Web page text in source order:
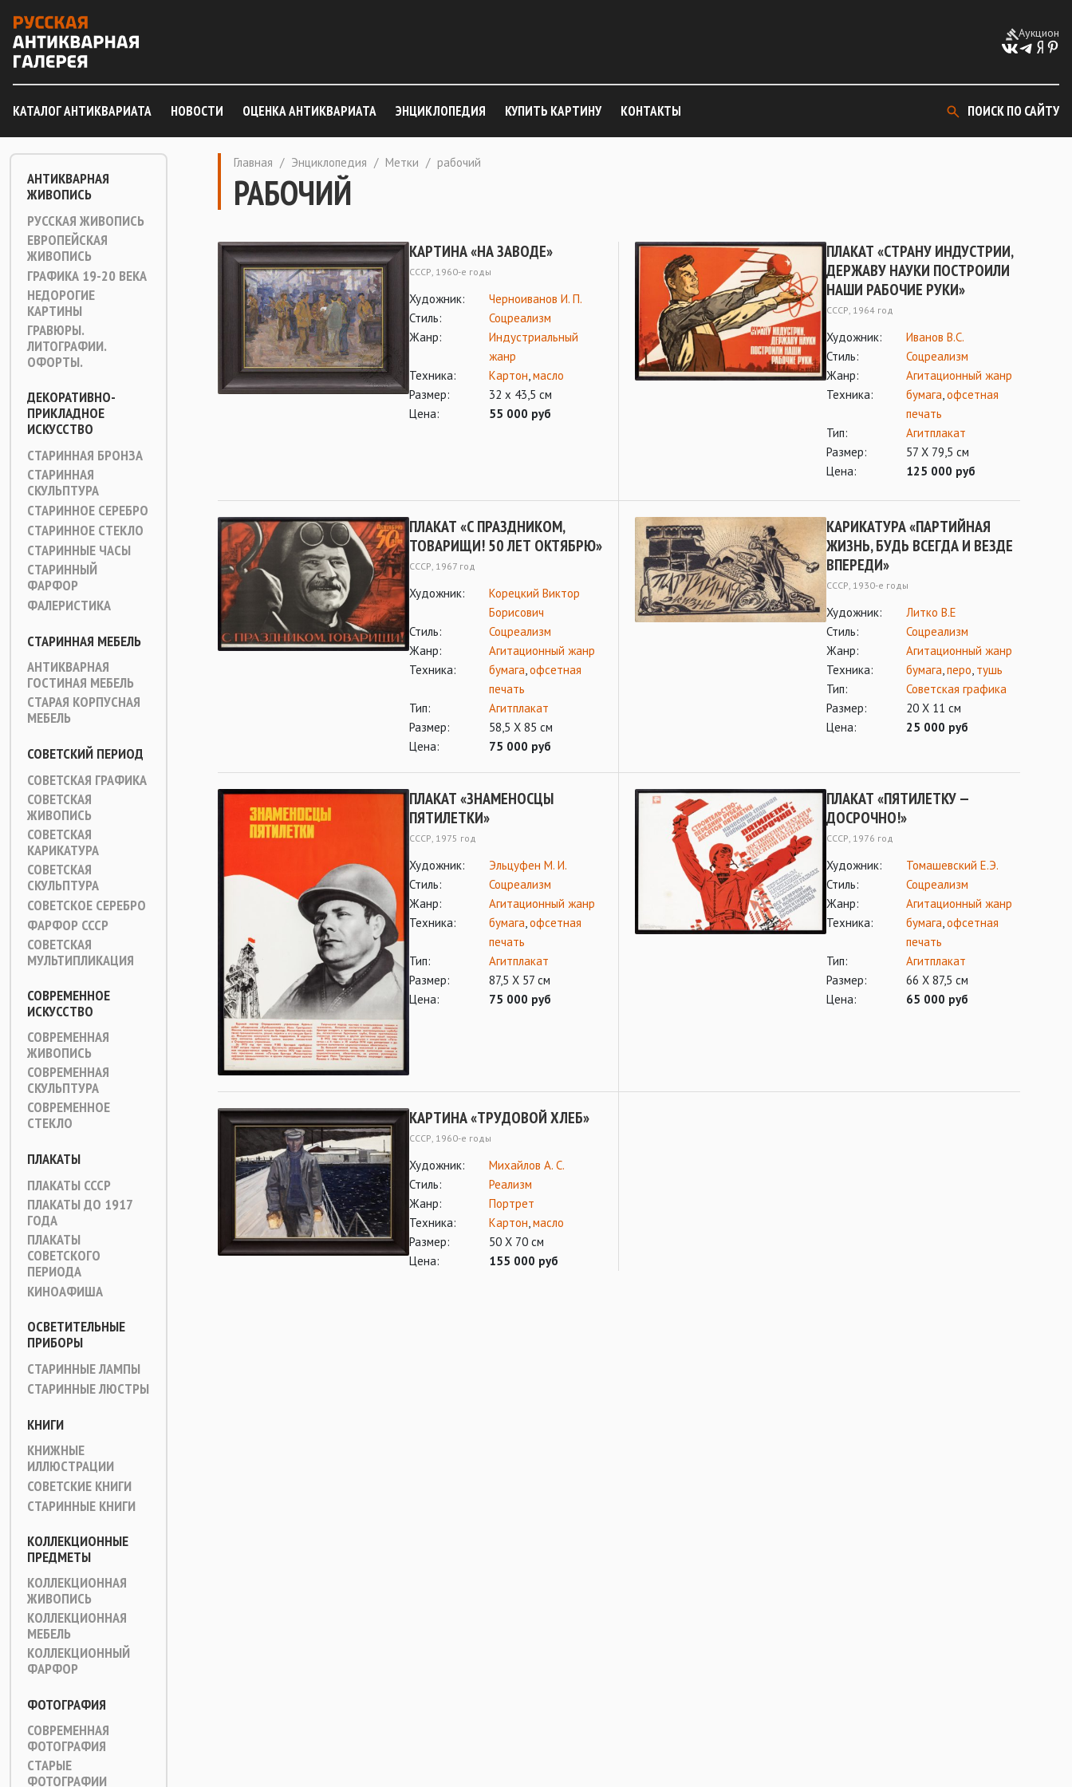
Аукцион
КАТАЛОГ АНТИКВАРИАТА НОВОСТИ ОЦЕНКА АНТИКВАРИАТА ЭНЦИКЛОПЕДИЯ КУПИТЬ КАРТИНУ КОНТАКТЫ ПОИСК ПО САЙТУ
АНТИКВАРНАЯ
ЖИВОПИСЬ
РУССКАЯ ЖИВОПИСЬ
ЕВРОПЕЙСКАЯ
ЖИВОПИСЬ
ГРАФИКА 19-20 ВЕКА
НЕДОРОГИЕ
КАРТИНЫ
ГРАВЮРЫ.
ЛИТОГРАФИИ.
ОФОРТЫ.
ДЕКОРАТИВНО-
ПРИКЛАДНОЕ
ИСКУССТВО
СТАРИННАЯ БРОНЗА
СТАРИННАЯ
СКУЛЬПТУРА
СТАРИННОЕ СЕРЕБРО
СТАРИННОЕ СТЕКЛО
СТАРИННЫЕ ЧАСЫ
СТАРИННЫЙ
ФАРФОР
ФАЛЕРИСТИКА
СТАРИННАЯ МЕБЕЛЬ
АНТИКВАРНАЯ
ГОСТИНАЯ МЕБЕЛЬ
СТАРАЯ КОРПУСНАЯ
МЕБЕЛЬ
СОВЕТСКИЙ ПЕРИОД
СОВЕТСКАЯ ГРАФИКА
СОВЕТСКАЯ
ЖИВОПИСЬ
СОВЕТСКАЯ
КАРИКАТУРА
СОВЕТСКАЯ
СКУЛЬПТУРА
СОВЕТСКОЕ СЕРЕБРО
ФАРФОР СССР
СОВЕТСКАЯ
МУЛЬТИПЛИКАЦИЯ
СОВРЕМЕННОЕ
ИСКУССТВО
СОВРЕМЕННАЯ
ЖИВОПИСЬ
СОВРЕМЕННАЯ
СКУЛЬПТУРА
СОВРЕМЕННОЕ
СТЕКЛО
ПЛАКАТЫ
ПЛАКАТЫ СССР
ПЛАКАТЫ ДО 1917
ГОДА
ПЛАКАТЫ
СОВЕТСКОГО
ПЕРИОДА
КИНОАФИША
ОСВЕТИТЕЛЬНЫЕ
ПРИБОРЫ
СТАРИННЫЕ ЛАМПЫ
СТАРИННЫЕ ЛЮСТРЫ
КНИГИ
КНИЖНЫЕ
ИЛЛЮСТРАЦИИ
СОВЕТСКИЕ КНИГИ
СТАРИННЫЕ КНИГИ
КОЛЛЕКЦИОННЫЕ
ПРЕДМЕТЫ
КОЛЛЕКЦИОННАЯ
ЖИВОПИСЬ
КОЛЛЕКЦИОННАЯ
МЕБЕЛЬ
КОЛЛЕКЦИОННЫЙ
ФАРФОР
ФОТОГРАФИЯ
СОВРЕМЕННАЯ
ФОТОГРАФИЯ
СТАРЫЕ
ФОТОГРАФИИ
Главная / Энциклопедия / Метки / рабочий
РАБОЧИЙ
КАРТИНА «НА ЗАВОДЕ»
СССР, 1960-е годы
Художник:
Черноиванов И. П.
Стиль:
Соцреализм
Жанр:
Индустриальный
жанр
Техника:
Картон,масло
Размер:
32 х 43,5 см
Цена:
55 000 руб
ПЛАКАТ «СТРАНУ ИНДУСТРИИ,
ДЕРЖАВУ НАУКИ ПОСТРОИЛИ
НАШИ РАБОЧИЕ РУКИ»
СССР, 1964 год
Художник:
Иванов В.С.
Стиль:
Соцреализм
Жанр:
Агитационный жанр
Техника:
бумага,офсетная
печать
Тип:
Агитплакат
Размер:
57 Х 79,5 см
Цена:
125 000 руб
ПЛАКАТ «С ПРАЗДНИКОМ,
ТОВАРИЩИ! 50 ЛЕТ ОКТЯБРЮ»
СССР, 1967 год
Художник:
Корецкий Виктор
Борисович
Стиль:
Соцреализм
Жанр:
Агитационный жанр
Техника:
бумага,офсетная
печать
Тип:
Агитплакат
Размер:
58,5 Х 85 см
Цена:
75 000 руб
КАРИКАТУРА «ПАРТИЙНАЯ
ЖИЗНЬ, БУДЬ ВСЕГДА И ВЕЗДЕ
ВПЕРЕДИ»
СССР, 1930-е годы
Художник:
Литко В.Е
Стиль:
Соцреализм
Жанр:
Агитационный жанр
Техника:
бумага,перо, тушь
Тип:
Советская графика
Размер:
20 Х 11 см
Цена:
25 000 руб
ПЛАКАТ «ЗНАМЕНОСЦЫ
ПЯТИЛЕТКИ»
СССР, 1975 год
Художник:
Эльцуфен М. И.
Стиль:
Соцреализм
Жанр:
Агитационный жанр
Техника:
бумага,офсетная
печать
Тип:
Агитплакат
Размер:
87,5 Х 57 см
Цена:
75 000 руб
ПЛАКАТ «ПЯТИЛЕТКУ —
ДОСРОЧНО!»
СССР, 1976 год
Художник:
Томашевский Е.Э.
Стиль:
Соцреализм
Жанр:
Агитационный жанр
Техника:
бумага,офсетная
печать
Тип:
Агитплакат
Размер:
66 Х 87,5 см
Цена:
65 000 руб
КАРТИНА «ТРУДОВОЙ ХЛЕБ»
СССР, 1960-е годы
Художник:
Михайлов А. С.
Стиль:
Реализм
Жанр:
Портрет
Техника:
Картон,масло
Размер:
50 Х 70 см
Цена:
155 000 руб